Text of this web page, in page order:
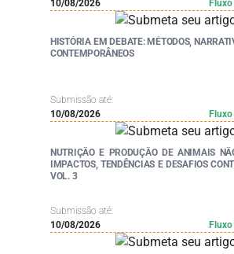
10/08/2026
HISTÓRIA EM DEBATE: MÉTODOS,
CONTEMPORÂNEOS
Submissão até:
10/08/2026
NUTRIÇÃO E PRODUÇÃO DE ANIMAIS
IMPACTOS, TENDÊNCIAS E DESAFIOS
VOL. 3
Submissão até:
10/08/2026